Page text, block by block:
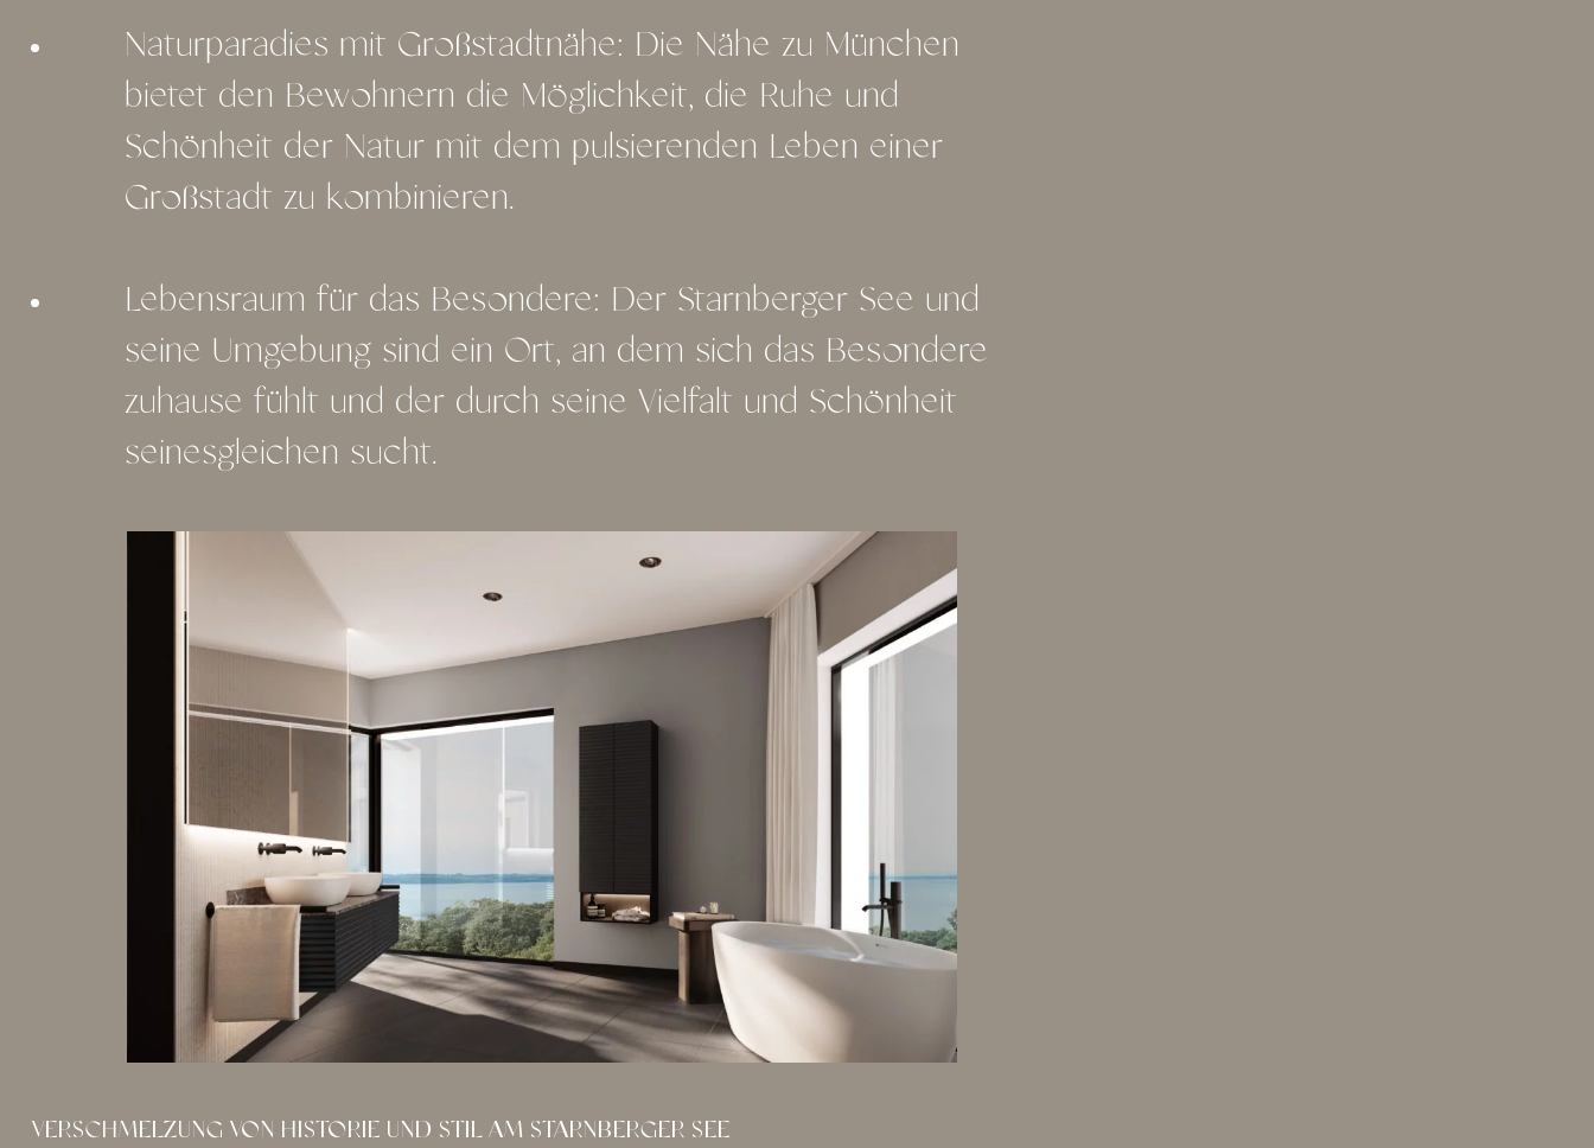
Naturparadies mit Großstadtnähe: Die Nähe zu München
bietet den Bewohnern die Möglichkeit, die Ruhe und
Schönheit der Natur mit dem pulsierenden Leben einer
Großstadt zu kombinieren.
Lebensraum für das Besondere: Der Starnberger See und
seine Umgebung sind ein Ort, an dem sich das Besondere
zuhause fühlt und der durch seine Vielfalt und Schönheit
seinesgleichen sucht.
VERSCHMELZUNG VON HISTORIE UND STIL AM STARNBERGER SEE